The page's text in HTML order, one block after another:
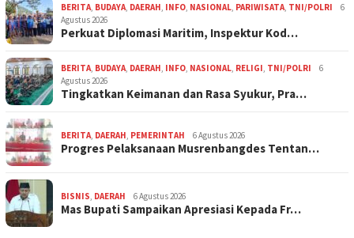
BERITA BUDAYA DAERAH INFO NASIONAL PARIWISATA TNI/POLRI
6
Agustus 2026
Perkuat Diplomasi Maritim, Inspektur Kod…
BERITA BUDAYA DAERAH INFO NASIONAL RELIGI TNI/POLRI
6
Agustus 2026
Tingkatkan Keimanan dan Rasa Syukur, Pra…
BERITA DAERAH PEMERINTAH 6 Agustus 2026
Progres Pelaksanaan Musrenbangdes Tentan…
BISNIS DAERAH 6 Agustus 2026
Mas Bupati Sampaikan Apresiasi Kepada Fr…